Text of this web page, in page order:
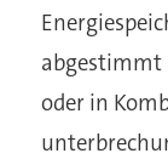
abgestimmt
oder in